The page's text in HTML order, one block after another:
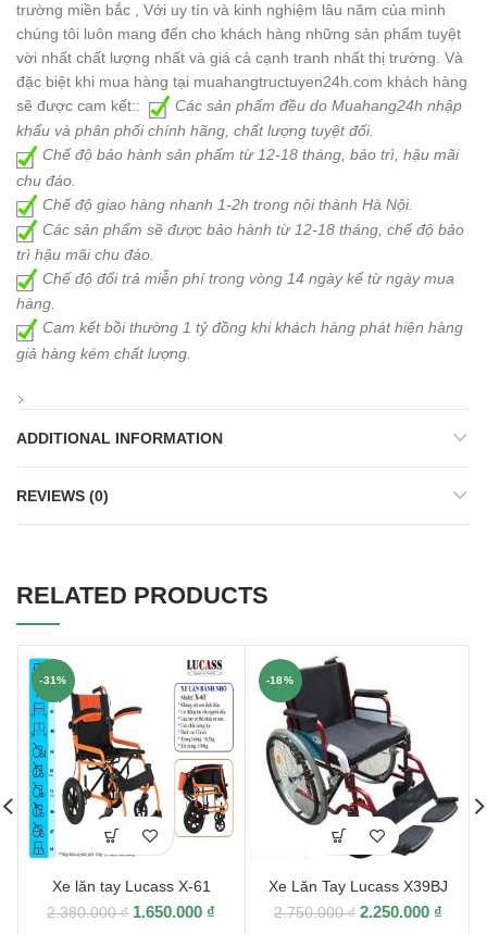
trường miền bắc , Với uy tín và kinh nghiệm lâu năm của mình
chúng tôi luôn mang đến cho khách hàng những sản phẩm tuyệt
vời nhất chất lượng nhất và giá cả cạnh tranh nhất thị trường. Và
đặc biệt khi mua hàng tại muahangtructuyen24h.com khách hàng
sẽ được cam kết::
Các sản phẩm đều do Muahang24h nhập
khẩu và phân phối chính hãng, chất lượng tuyệt đối.
Chế độ bảo hành sản phẩm từ 12-18 tháng, bảo trì, hậu mãi
chu đáo.
Chế độ giao hàng nhanh 1-2h trong nội thành Hà Nội.
Các sản phẩm sẽ được bảo hành từ 12-18 tháng, chế độ bảo
trì hậu mãi chu đáo.
Chế độ đổi trả miễn phí trong vòng 14 ngày kể từ ngày mua
hàng.
Cam kết bồi thường 1 tỷ đồng khi khách hàng phát hiện hàng
giả hàng kém chất lượng.
ADDITIONAL INFORMATION
REVIEWS (0)
RELATED PRODUCTS
-31%
Xe lăn tay Lucass X-61
2.380.000₫ 1.650.000 ₫
-18%
Xe Lăn Tay Lucass X39BJ
2.750.000₫ 2.250.000 ₫